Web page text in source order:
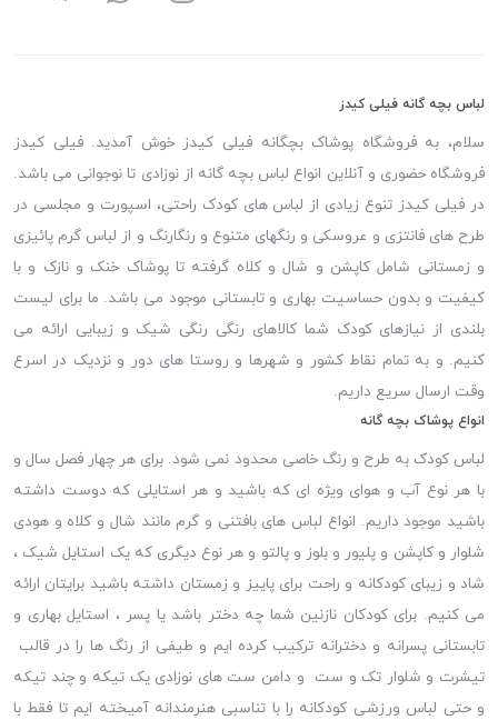
لباس بچه گانه فیلی کیدز
سلام، به فروشگاه پوشاک بچگانه فیلی کیدز خوش آمدید. فیلی کیدز
فروشگاه حضوری و آنلاین انواع لباس بچه گانه از نوزادی تا نوجوانی می باشد.
در فیلی کیدز تنوع زیادی از لباس های کودک راحتی، اسپورت و مجلسی در
طرح های فانتزی و عروسکی و رنگهای متنوع و رنگارنگ و از لباس گرم پائیزی
و زمستانی شامل کاپشن و شال و کلاه گرفته تا پوشاک خنک و نازک و با
کیفیت و بدون حساسیت بهاری و تابستانی موجود می باشد. ما برای لیست
بلندی از نیازهای کودک شما کالاهای رنگی رنگی شیک و زیبایی ارائه می
کنیم. و به تمام نقاط کشور و شهرها و روستا های دور و نزدیک در اسرع
وقت ارسال سریع داریم.
انواع پوشاک بچه گانه
لباس کودک به طرح و رنگ خاصی محدود نمی شود. برای هر چهار فصل سال و
با هر نوع آب و هوای ویژه ای که باشید و هر استایلی که دوست داشته
باشید موجود داریم. انواع لباس های بافتنی و گرم مانند شال و کلاه و هودی
شلوار و کاپشن و پلیور و بلوز و پالتو و هر نوع دیگری که یک استایل شیک ،
شاد و زیبای کودکانه و راحت برای پاییز و زمستان داشته باشید برایتان ارائه
می کنیم. برای کودکان نازنین شما چه دختر باشد یا پسر ، استایل بهاری و
تابستانی پسرانه و دخترانه ترکیب کرده ایم و طیفی از رنگ ها را در قالب
تیشرت و شلوار تک و ست و دامن ست های نوزادی یک تیکه و چند تیکه
و حتی لباس ورزشی کودکانه را با تناسبی هنرمندانه آمیخته ایم تا فقط با